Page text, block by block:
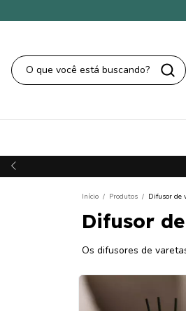
Início / Produtos / Difusor de
Difusor
Os difusores de